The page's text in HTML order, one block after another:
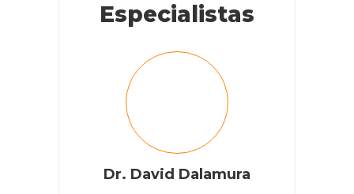
Especialistas
Dr. David Dalamura